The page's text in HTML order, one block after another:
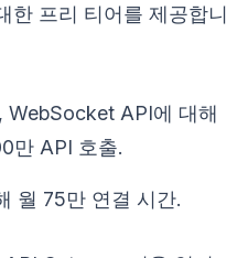
한 프리 티어를 제공합니
WebSocket API에 대해
만 API 호출.
월 75만 연결 시간.